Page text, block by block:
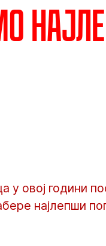
у овој години
најлепши